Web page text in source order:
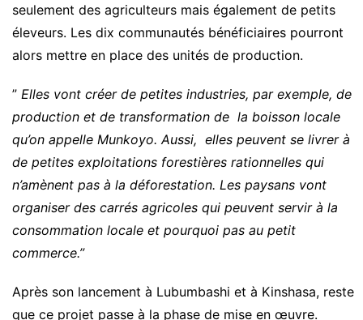
seulement des agriculteurs mais également de petits
éleveurs. Les dix communautés bénéficiaires pourront
alors mettre en place des unités de production.
” Elles vont créer de petites industries, par exemple, de
production et de transformation de la boisson locale
qu’on appelle Munkoyo. Aussi, elles peuvent se livrer à
de petites exploitations forestières rationnelles qui
n’amènent pas à la déforestation. Les paysans vont
organiser des carrés agricoles qui peuvent servir à la
consommation locale et pourquoi pas au petit
commerce.”
Après son lancement à Lubumbashi et à Kinshasa, reste
que ce projet passe à la phase de mise en œuvre.